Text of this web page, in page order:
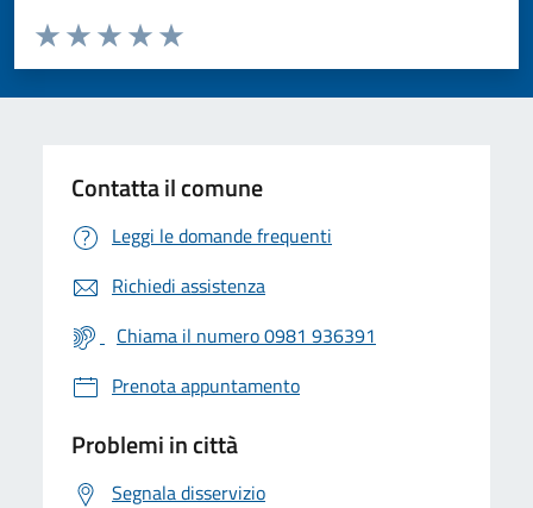
Valuta da 1 a 5 stelle la pagina
Valuta 5 stelle su 5
Valuta 4 stelle su 5
Valuta 3 stelle su 5
Valuta 2 stelle su 5
Valuta 1 stelle su 5
Contatta il comune
Leggi le domande frequenti
Richiedi assistenza
Chiama il numero 0981 936391
Prenota appuntamento
Problemi in città
Segnala disservizio